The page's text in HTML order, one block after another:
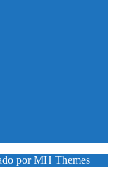
porMH Themes